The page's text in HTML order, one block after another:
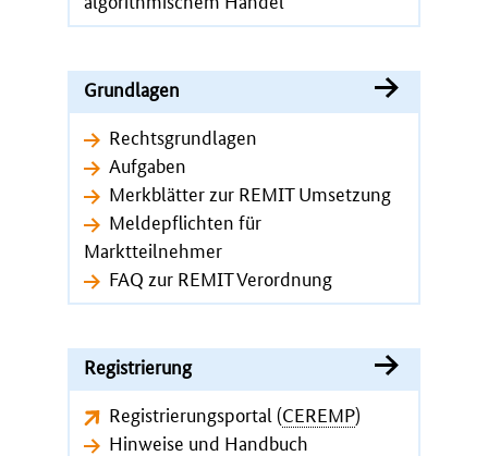
Grundlagen
Rechtsgrundlagen
Aufgaben
Merkblätter zur REMIT Umsetzung
Meldepflichten für
Marktteilnehmer
FAQ zur REMIT Verordnung
Registrierung
Registrierungsportal (CEREMP)
Hinweise und Handbuch